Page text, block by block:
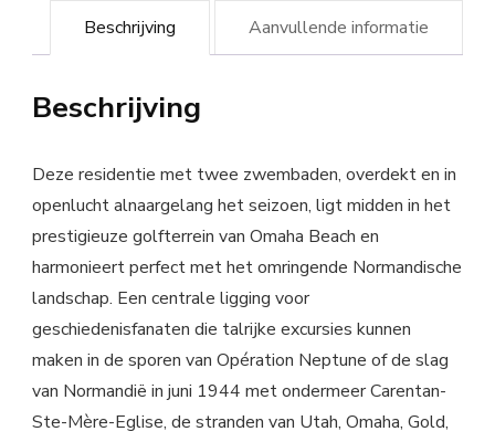
Beschrijving Aanvullende informatie
Beschrijving
Deze residentie met twee zwembaden, overdekt en in
openlucht alnaargelang het seizoen, ligt midden in het
prestigieuze golfterrein van Omaha Beach en
harmonieert perfect met het omringende Normandische
landschap. Een centrale ligging voor
geschiedenisfanaten die talrijke excursies kunnen
maken in de sporen van Opération Neptune of de slag
van Normandië in juni 1944 met ondermeer Carentan-
Ste-Mère-Eglise, de stranden van Utah, Omaha, Gold,